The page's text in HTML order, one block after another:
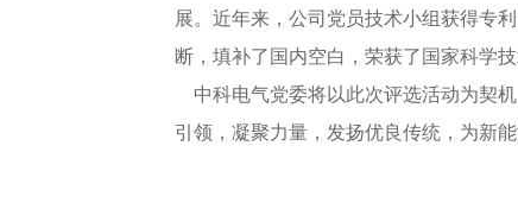
展。近年来，公司党员技术小组获得专
断，填补了国内空白，荣获了国家科学
中科电气党委将以此次评选活动为契
引领，凝聚力量，发扬优良传统，为新